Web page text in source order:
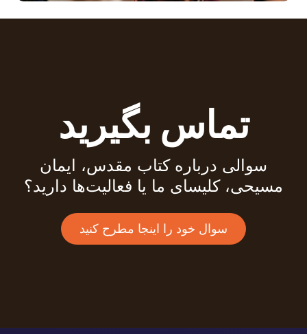
تماس بگیرید
سوالی درباره کتاب مقدس، ایمان
مسیحی، کلیسای ما یا فعالیت‌ها دارید؟
سوال خود را اینجا مطرح کنید